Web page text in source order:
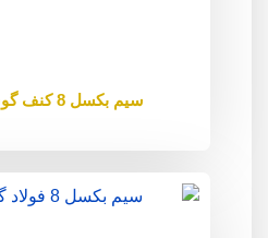
سیم بکسل 8 کنف گوستاولف آلمان